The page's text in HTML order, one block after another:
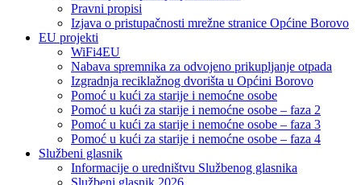
Pravni propisi
Izjava o pristupačnosti mrežne stranice Općine Borovo
EU projekti
WiFi4EU
Nabava spremnika za odvojeno prikupljanje otpada
Izgradnja reciklažnog dvorišta u Općini Borovo
Pomoć u kući za starije i nemoćne osobe
Pomoć u kući za starije i nemoćne osobe – faza 2
Pomoć u kući za starije i nemoćne osobe – faza 3
Pomoć u kući za starije i nemoćne osobe – faza 4
Službeni glasnik
Informacije o uredništvu Službenog glasnika
Službeni glasnik 2026.